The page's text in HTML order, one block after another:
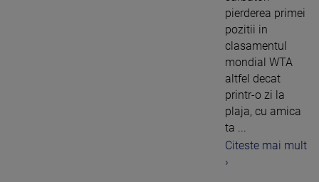
pierderea primei
pozitii in
clasamentul
mondial WTA
altfel decat
printr-o zi la
plaja, cu amica
ta ...
Citeste mai mult
›